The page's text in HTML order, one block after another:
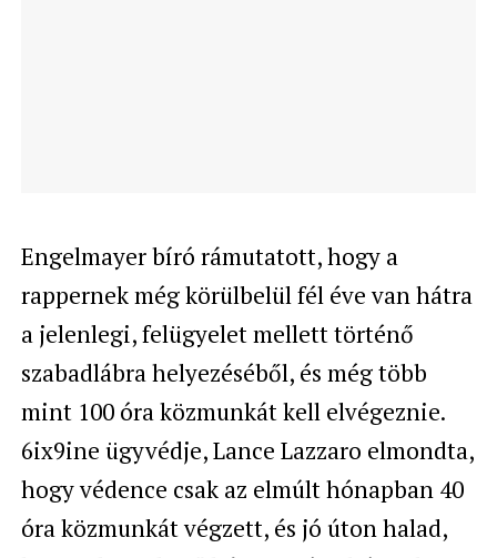
Engelmayer bíró rámutatott, hogy a
rappernek még körülbelül fél éve van hátra
a jelenlegi, felügyelet mellett történő
szabadlábra helyezéséből, és még több
mint 100 óra közmunkát kell elvégeznie.
6ix9ine ügyvédje, Lance Lazzaro elmondta,
hogy védence csak az elmúlt hónapban 40
óra közmunkát végzett, és jó úton halad,